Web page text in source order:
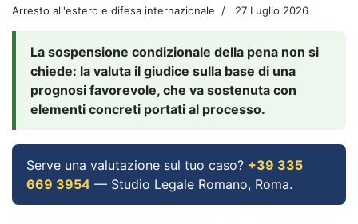
Arresto all'estero e difesa internazionale 27 Luglio 2026
La sospensione condizionale della pena non si
chiede: la valuta il giudice sulla base di una
prognosi favorevole, che va sostenuta con
elementi concreti portati al processo.
Serve una valutazione sul tuo caso? +39 335
669 3954 — Studio Legale Romano, Roma.